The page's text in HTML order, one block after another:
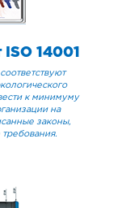
14001
к минимуму
на
законы,